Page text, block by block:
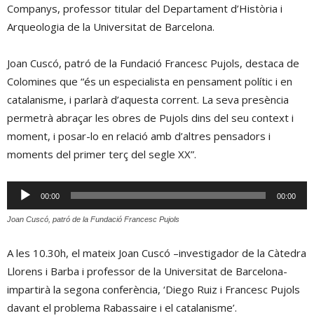
Companys, professor titular del Departament d’Història i
Arqueologia de la Universitat de Barcelona.
Joan Cuscó, patró de la Fundació Francesc Pujols, destaca de
Colomines que “és un especialista en pensament polític i en
catalanisme, i parlarà d’aquesta corrent. La seva presència
permetrà abraçar les obres de Pujols dins del seu context i
moment, i posar-lo en relació amb d’altres pensadors i
moments del primer terç del segle XX”.
Reproductor
d'àudio
00:00 00:00
Joan Cuscó, patró de la Fundació Francesc Pujols
A les 10.30h, el mateix Joan Cuscó –investigador de la Càtedra
Llorens i Barba i professor de la Universitat de Barcelona-
impartirà la segona conferència, ‘Diego Ruiz i Francesc Pujols
davant el problema Rabassaire i el catalanisme’.